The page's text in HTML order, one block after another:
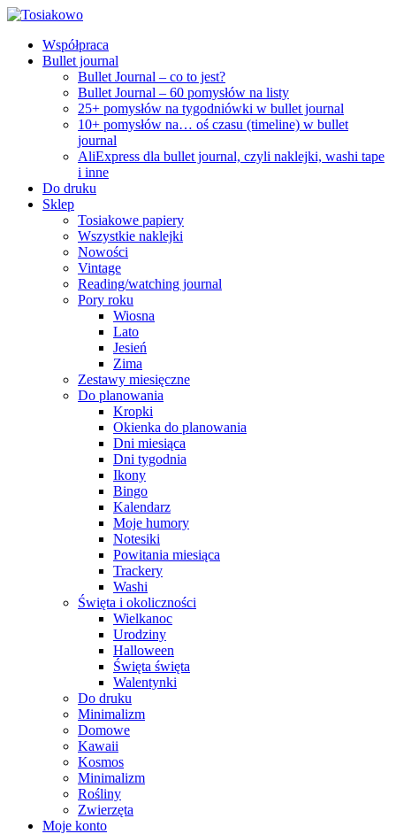
Współpraca
Bullet journal
Bullet Journal – co to jest?
Bullet Journal – 60 pomysłów na listy
25+ pomysłów na tygodniówki w bullet journal
10+ pomysłów na… oś czasu (timeline) w bullet
journal
AliExpress dla bullet journal, czyli naklejki, washi tape
i inne
Do druku
Sklep
Tosiakowe papiery
Wszystkie naklejki
Nowości
Vintage
Reading/watching journal
Pory roku
Wiosna
Lato
Jesień
Zima
Zestawy miesięczne
Do planowania
Kropki
Okienka do planowania
Dni miesiąca
Dni tygodnia
Ikony
Bingo
Kalendarz
Moje humory
Notesiki
Powitania miesiąca
Trackery
Washi
Święta i okoliczności
Wielkanoc
Urodziny
Halloween
Święta święta
Walentynki
Do druku
Minimalizm
Domowe
Kawaii
Kosmos
Minimalizm
Rośliny
Zwierzęta
Moje konto